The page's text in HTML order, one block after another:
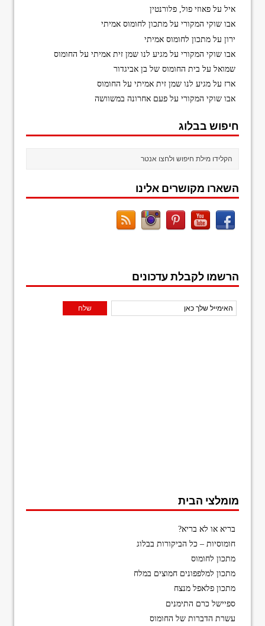
איל עלפאוזי פול, פלורנטין
אבו שוקי המקורי עלמתכון לחומוס אמיתי
ירון עלמתכון לחומוס אמיתי
אבו שוקי המקורי עלמגיע לנו שמן זית אמיתי על החומוס
שמואל על בית החומוס של בן אביגדור
ארז עלמגיע לנו שמן זית אמיתי על החומוס
אבו שוקי המקורי עלפעם אחרונה במשוושה
חיפוש בבלוג
השארו מקושרים אלינו
הרשמו לקבלת עדכונים
מומלצי הבית
בריא או לא בריא?
חומוסיות – כל הביקורות בבלוג
מתכון לחומוס
מתכון למלפפונים חמוצים במלח
מתכון פלאפל מנצח
ספיישל כרם התימנים
עשרת הדברות של החומוס